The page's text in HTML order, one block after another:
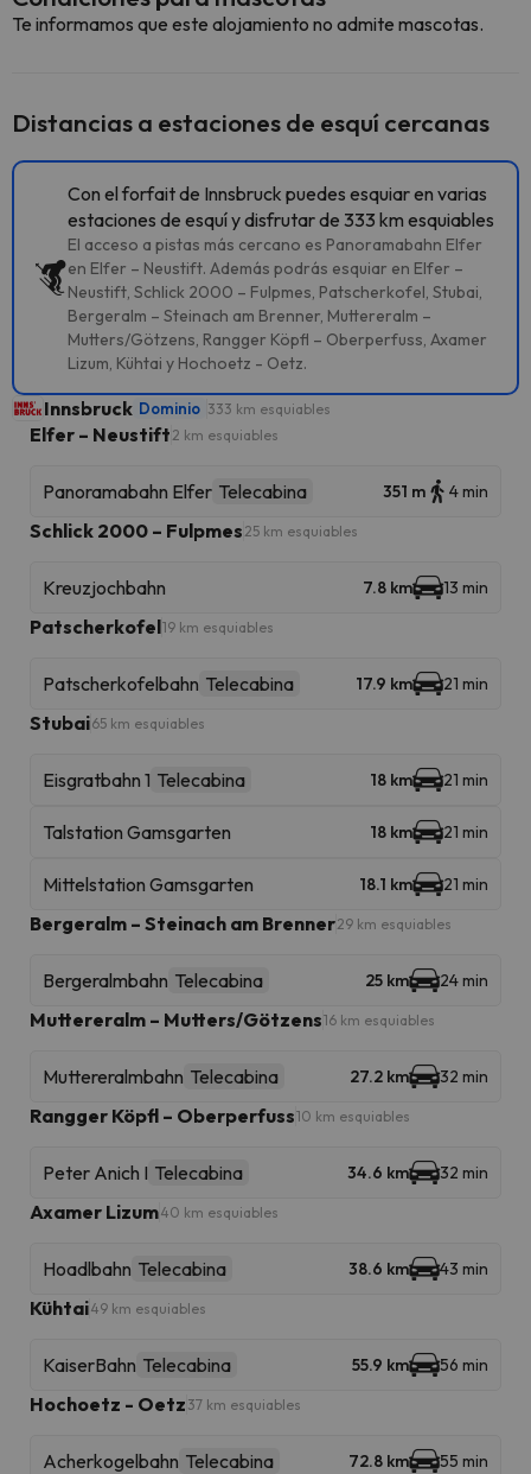
Te informamos que este alojamiento no admite mascotas.
Distancias a estaciones de esquí cercanas
Con el forfait de Innsbruck puedes esquiar en varias
estaciones de esquí y disfrutar de 333 km esquiables
El acceso a pistas más cercano es Panoramabahn Elfer
en Elfer – Neustift. Además podrás esquiar en Elfer –
Neustift, Schlick 2000 – Fulpmes, Patscherkofel, Stubai,
Bergeralm – Steinach am Brenner, Muttereralm –
Mutters/Götzens, Rangger Köpfl – Oberperfuss, Axamer
Lizum, Kühtai y Hochoetz - Oetz.
Innsbruck Dominio 333 km esquiables
Elfer – Neustift 2 km esquiables
Panoramabahn Elfer Telecabina 351 m 4 min
Schlick 2000 – Fulpmes 25 km esquiables
Kreuzjochbahn 7.8 km 13 min
Patscherkofel19 km esquiables
Patscherkofelbahn Telecabina 17.9 km 21 min
Stubai65 km esquiables
Eisgratbahn 1 Telecabina 18 km 21 min
Talstation Gamsgarten 18 km 21 min
Mittelstation Gamsgarten 18.1 km 21 min
Bergeralm – Steinach am Brenner29 km esquiables
Bergeralmbahn Telecabina 25 km 24 min
Muttereralm – Mutters/Götzens16 km esquiables
Muttereralmbahn Telecabina 27.2 km 32 min
Rangger Köpfl – Oberperfuss10 km esquiables
Peter Anich I Telecabina 34.6 km 32 min
Axamer Lizum40 km esquiables
Hoadlbahn Telecabina 38.6 km 43 min
Kühtai49 km esquiables
KaiserBahn Telecabina 55.9 km 56 min
Hochoetz - Oetz 37 km esquiables
Acherkogelbahn Telecabina 72.8 km 55 min